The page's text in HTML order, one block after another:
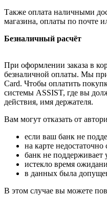
Также оплата наличными
магазина, оплаты по почте
Безналичный расчёт
При оформлении заказа в
безналичной оплаты. Мы
Card. Чтобы оплатить
системы ASSIST, где вы
действия, имя держателя.
Вам могут отказать от
если ваш банк не
на карте
банк не поддерживает
истекло время
в данных была
В этом случае вы можете